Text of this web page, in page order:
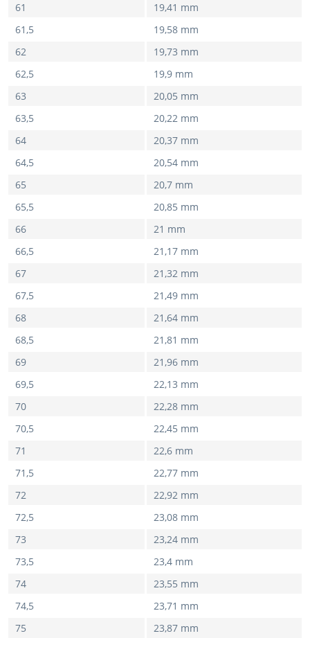
61
19,41 mm
61,5
19,58 mm
62
19,73 mm
62,5
19,9 mm
63
20,05 mm
63,5
20,22 mm
64
20,37 mm
64,5
20,54 mm
65
20,7 mm
65,5
20,85 mm
66
21 mm
66,5
21,17 mm
67
21,32 mm
67,5
21,49 mm
68
21,64 mm
68,5
21,81 mm
69
21,96 mm
69,5
22,13 mm
70
22,28 mm
70,5
22,45 mm
71
22,6 mm
71,5
22,77 mm
72
22,92 mm
72,5
23,08 mm
73
23,24 mm
73,5
23,4 mm
74
23,55 mm
74,5
23,71 mm
75
23,87 mm